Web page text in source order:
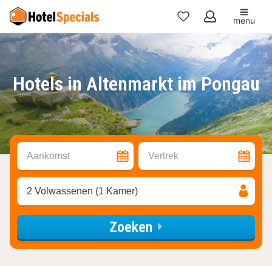
Mijn
favorieten
menu
Hotels in Altenmarkt im Pongau
Aankomst Vertrek
2 Volwassenen (1 Kamer)
Zoeken